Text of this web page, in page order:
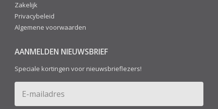
Zakelijk
Privacybeleid
Algemene voorwaarden
AANMELDEN NIEUWSBRIEF
Speciale kortingen voor nieuwsbrieflezers!